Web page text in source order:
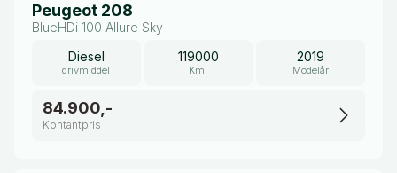
Peugeot 208
BlueHDi 100 Allure Sky
Diesel
drivmiddel
119000
Km.
2019
Modelår
84.900,-
Kontantpris